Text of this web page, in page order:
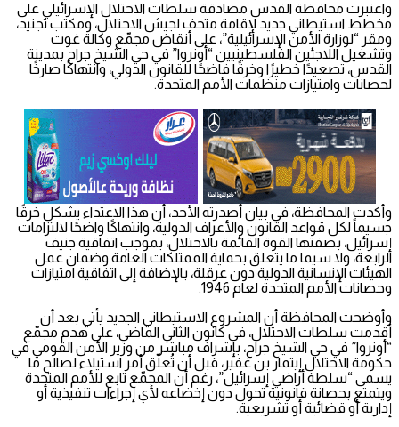
واعتبرت محافظة القدس مصادقة سلطات الاحتلال الإسرائيلي على
مخطط استيطاني جديد لإقامة متحف لجيش الاحتلال، ومكتب تجنيد،
ومقر “لوزارة الأمن الإسرائيلية”، على أنقاض مجمّع وكالة غوث
وتشغيل اللاجئين الفلسطينيين “أونروا” في حي الشيخ جراح بمدينة
القدس، تصعيدًا خطيرًا وخرقًا فاضحًا للقانون الدولي، وانتهاكًا صارخًا
لحصانات وامتيازات منظمات الأمم المتحدة.
وأكدت المحافظة، في بيان أصدرته الأحد، أن هذا الاعتداء يشكل خرقًا
جسيماً لكل قواعد القانون والأعراف الدولية، وانتهاكًا واضحًا لالتزامات
إسرائيل، بصفتها القوة القائمة بالاحتلال، بموجب اتفاقية جنيف
الرابعة، ولا سيما ما يتعلق بحماية الممتلكات العامة وضمان عمل
الهيئات الإنسانية الدولية دون عرقلة، بالإضافة إلى اتفاقية امتيازات
وحصانات الأمم المتحدة لعام 1946.
وأوضحت المحافظة أن المشروع الاستيطاني الجديد يأتي بعد أن
أقدمت سلطات الاحتلال، في كانون الثاني الماضي، على هدم مجمّع
“أونروا” في حي الشيخ جراح، بإشراف مباشر من وزير الأمن القومي في
حكومة الاحتلال إيتمار بن غفير، قبل أن تُعلّق أمر استيلاء لصالح ما
يسمى “سلطة أراضي إسرائيل”، رغم أن المجمّع تابع للأمم المتحدة
ويتمتع بحصانة قانونية تحول دون إخضاعه لأي إجراءات تنفيذية أو
إدارية أو قضائية أو تشريعية.